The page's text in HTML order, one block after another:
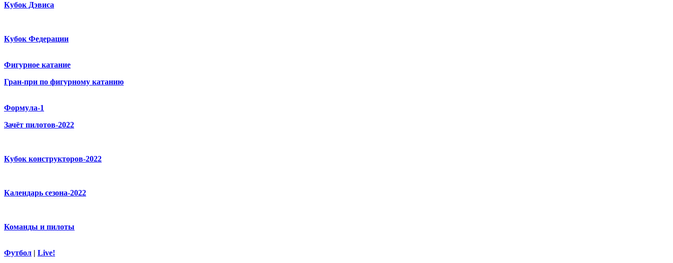
Кубок Дэвиса
Кубок Федерации
Фигурное катание
Гран-при по фигурному катанию
Формула-1
Зачёт пилотов-2022
Кубок конструкторов-2022
Календарь сезона-2022
Команды и пилоты
Футбол | Live!